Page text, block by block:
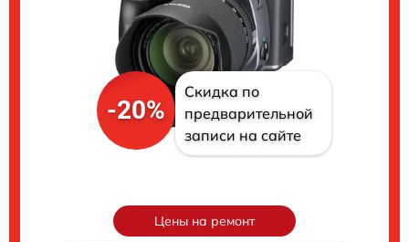
-20%
Скидка по
предварительной
записи на сайте
Цены на ремонт